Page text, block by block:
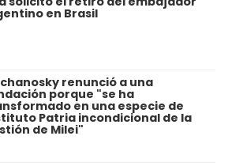
en Brasil
renunció a una
porque "se ha
en una especie de
Patria incondicional de la
de Milei"